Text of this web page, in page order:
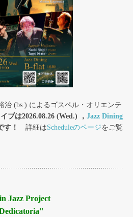
治 (bs.) によるゴスペル・オリエンテ
ブは2026.08.26 (Wed.) ， Jazz Dining
す！ 詳細はScheduleのページをご覧
Jazz Project